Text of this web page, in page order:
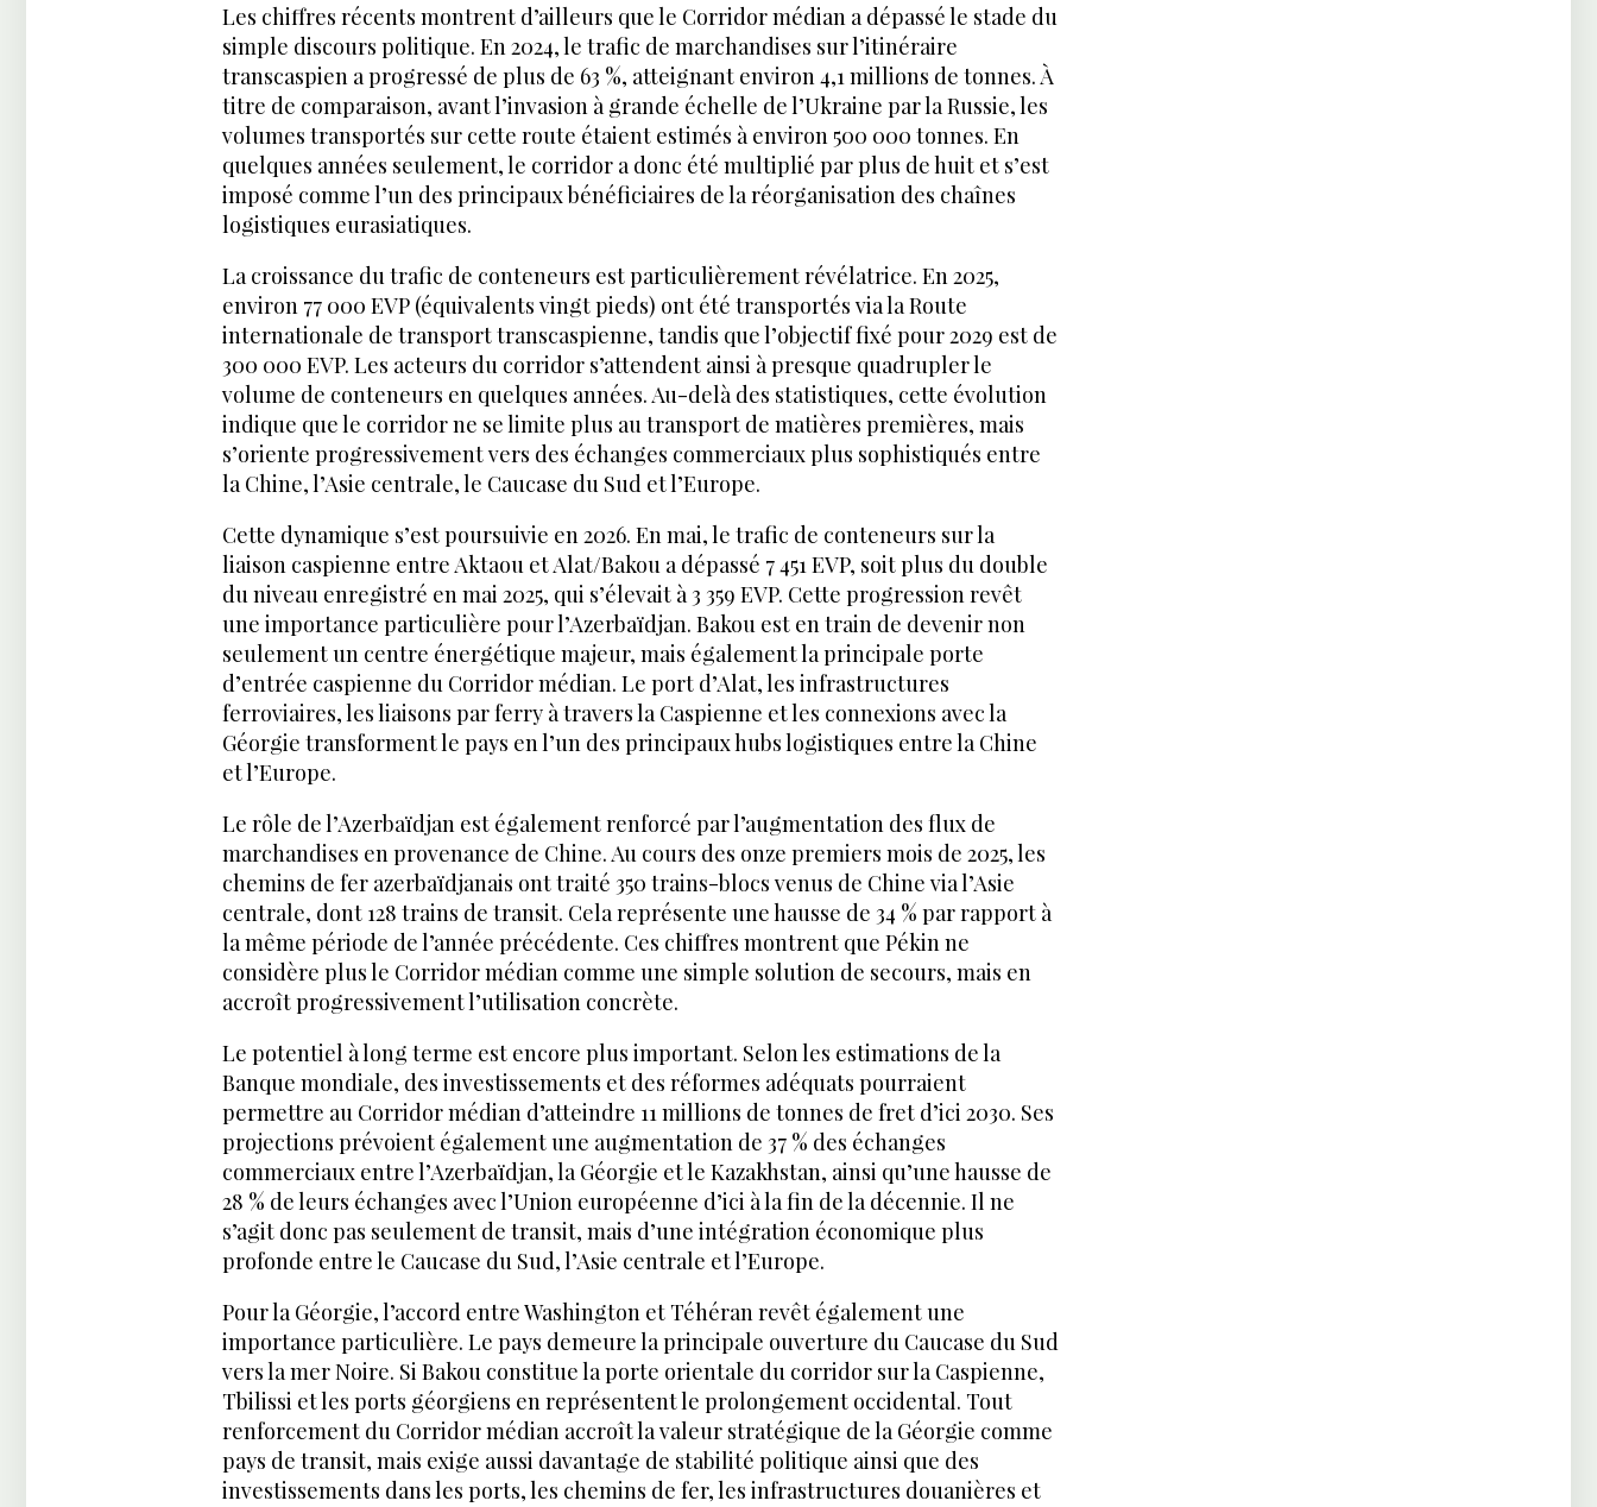
Les chiffres récents montrent d’ailleurs que le Corridor médian a dépassé le stade du
simple discours politique. En 2024, le trafic de marchandises sur l’itinéraire
transcaspien a progressé de plus de 63 %, atteignant environ 4,1 millions de tonnes. À
titre de comparaison, avant l’invasion à grande échelle de l’Ukraine par la Russie, les
volumes transportés sur cette route étaient estimés à environ 500 000 tonnes. En
quelques années seulement, le corridor a donc été multiplié par plus de huit et s’est
imposé comme l’un des principaux bénéficiaires de la réorganisation des chaînes
logistiques eurasiatiques.
La croissance du trafic de conteneurs est particulièrement révélatrice. En 2025,
environ 77 000 EVP (équivalents vingt pieds) ont été transportés via la Route
internationale de transport transcaspienne, tandis que l’objectif fixé pour 2029 est de
300 000 EVP. Les acteurs du corridor s’attendent ainsi à presque quadrupler le
volume de conteneurs en quelques années. Au-delà des statistiques, cette évolution
indique que le corridor ne se limite plus au transport de matières premières, mais
s’oriente progressivement vers des échanges commerciaux plus sophistiqués entre
la Chine, l’Asie centrale, le Caucase du Sud et l’Europe.
Cette dynamique s’est poursuivie en 2026. En mai, le trafic de conteneurs sur la
liaison caspienne entre Aktaou et Alat/Bakou a dépassé 7 451 EVP, soit plus du double
du niveau enregistré en mai 2025, qui s’élevait à 3 359 EVP. Cette progression revêt
une importance particulière pour l’Azerbaïdjan. Bakou est en train de devenir non
seulement un centre énergétique majeur, mais également la principale porte
d’entrée caspienne du Corridor médian. Le port d’Alat, les infrastructures
ferroviaires, les liaisons par ferry à travers la Caspienne et les connexions avec la
Géorgie transforment le pays en l’un des principaux hubs logistiques entre la Chine
et l’Europe.
Le rôle de l’Azerbaïdjan est également renforcé par l’augmentation des flux de
marchandises en provenance de Chine. Au cours des onze premiers mois de 2025, les
chemins de fer azerbaïdjanais ont traité 350 trains-blocs venus de Chine via l’Asie
centrale, dont 128 trains de transit. Cela représente une hausse de 34 % par rapport à
la même période de l’année précédente. Ces chiffres montrent que Pékin ne
considère plus le Corridor médian comme une simple solution de secours, mais en
accroît progressivement l’utilisation concrète.
Le potentiel à long terme est encore plus important. Selon les estimations de la
Banque mondiale, des investissements et des réformes adéquats pourraient
permettre au Corridor médian d’atteindre 11 millions de tonnes de fret d’ici 2030. Ses
projections prévoient également une augmentation de 37 % des échanges
commerciaux entre l’Azerbaïdjan, la Géorgie et le Kazakhstan, ainsi qu’une hausse de
28 % de leurs échanges avec l’Union européenne d’ici à la fin de la décennie. Il ne
s’agit donc pas seulement de transit, mais d’une intégration économique plus
profonde entre le Caucase du Sud, l’Asie centrale et l’Europe.
Pour la Géorgie, l’accord entre Washington et Téhéran revêt également une
importance particulière. Le pays demeure la principale ouverture du Caucase du Sud
vers la mer Noire. Si Bakou constitue la porte orientale du corridor sur la Caspienne,
Tbilissi et les ports géorgiens en représentent le prolongement occidental. Tout
renforcement du Corridor médian accroît la valeur stratégique de la Géorgie comme
pays de transit, mais exige aussi davantage de stabilité politique ainsi que des
investissements dans les ports, les chemins de fer, les infrastructures douanières et